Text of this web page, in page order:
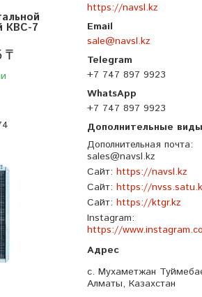
https://navsl.kz
sale@navsl.kz
+7 747 897 9923
+7 747 897 9923
Дополнительная почта
sales@navsl.kz
Сайт https://navsl.kz
Сайт https://
Сайт https://ktgr.kz
Instagram
https://
с. Мухаметжан
Алматы, Казахстан
КВС-7
₸